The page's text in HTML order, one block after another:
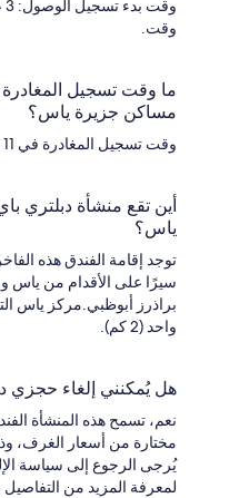
وقت.
ما وقت تسجيل
مساكن جزيرة ياس؟
وقت تسجيل المغادرة في 11 صباحاً.
أين تقع منشأة دبلتري
ياس؟
سيرًا على الأقدام من ياس
براذرز أبوظبي.مركز ياس
واحد (2 كم).
هل يُمكنني إلغاء حجزي
نعم، تسمح هذه المنشأة
مختارة من أسعار الغرف،
يُرجى الرجوع إلى سياسة
لمعرفة المزيد من